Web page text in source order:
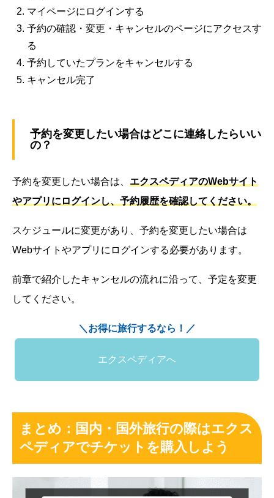
マイページにログインする
予約の確認・変更・キャンセルのページにアクセスす
る
予約していたプランをキャンセルする
キャンセル完了
予約を変更したい場合はどこに連絡したらいい
の？
予約を変更したい場合は、 エクスペディアのWebサイト
やアプリにログインし、予約履歴を確認してください。
スケジュールに変更があり、予約を変更したい場合は
Webサイトやアプリにログインする必要があります。
前章で紹介したキャンセルの流れに沿って、予定を変更
してください。
＼お得に旅行するなら！／
エクスペディアへ
まとめ：国内・国外旅行の際はエクス
ペディアでチケットを購入しよう